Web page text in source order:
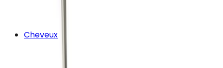
Cheveux